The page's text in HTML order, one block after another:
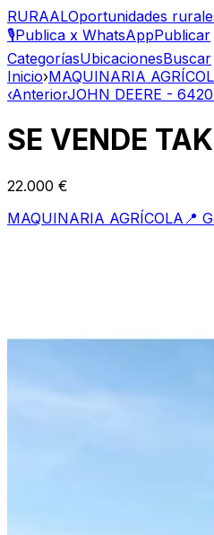
RURAALOportunidades
🎙️Publica x WhatsAppPublicar
CategoríasUbicacionesBuscar
Inicio›MAQUINARIA
‹AnteriorJOHN DEERE - 6420
SE VENDE
22.000 €
MAQUINARIA AGRÍCOLA 📍